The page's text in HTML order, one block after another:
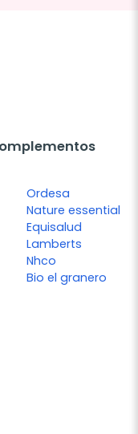
Ordesa
Nature essential
Equisalud
Lamberts
Nhco
Bio el granero